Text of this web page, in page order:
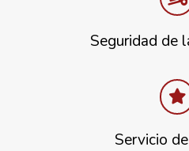
Seguridad de
Servicio